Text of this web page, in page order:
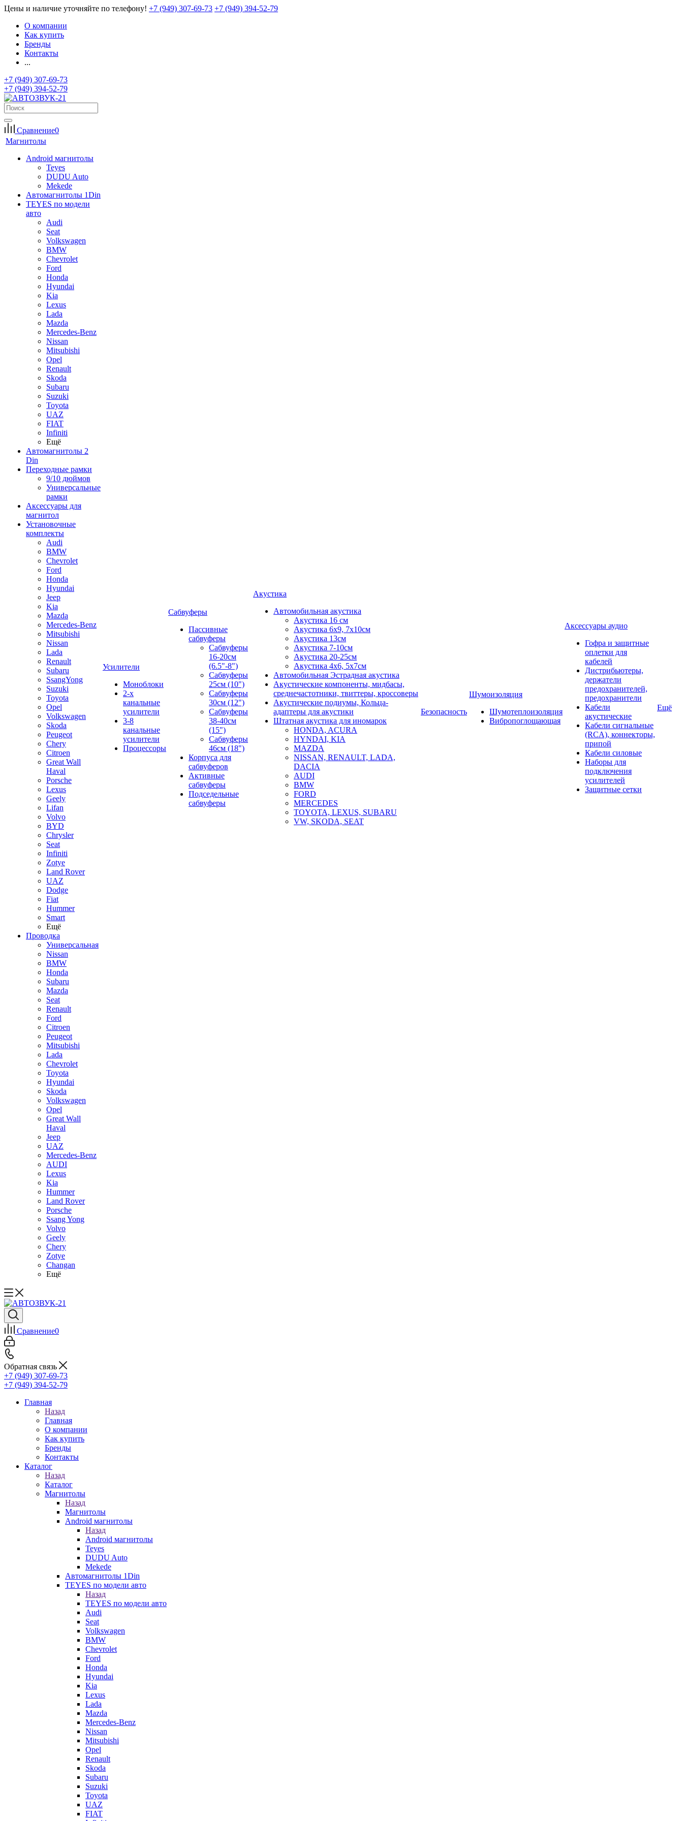
Цены и наличие уточняйте по телефону! +7 (949) 307-69-73 +7 (949) 394-52-79
О компании
Как купить
Бренды
Контакты
...
+7 (949) 307-69-73
+7 (949) 394-52-79
Сравнение0
Магнитолы
Android магнитолы
Teyes
DUDU Auto
Mekede
Автомагнитолы 1Din
TEYES по модели
авто
Audi
Seat
Volkswagen
BMW
Chevrolet
Ford
Honda
Hyundai
Kia
Lexus
Lada
Mazda
Mercedes-Benz
Nissan
Mitsubishi
Opel
Renault
Skoda
Subaru
Suzuki
Toyota
UAZ
FIAT
Infiniti
Ещё
Автомагнитолы 2
Din
Переходные рамки
9/10 дюймов
Универсальные
рамки
Аксессуары для
магнитол
Установочные
комплекты
Audi
BMW
Chevrolet
Ford
Honda
Hyundai
Jeep
Kia
Mazda
Mercedes-Benz
Mitsubishi
Nissan
Lada
Renault
Subaru
SsangYong
Suzuki
Toyota
Opel
Volkswagen
Skoda
Peugeot
Chery
Citroen
Great Wall
Haval
Porsche
Lexus
Geely
Lifan
Volvo
BYD
Chrysler
Seat
Infiniti
Zotye
Land Rover
UAZ
Dodge
Fiat
Hummer
Smart
Ещё
Проводка
Универсальная
Nissan
BMW
Honda
Subaru
Mazda
Seat
Renault
Ford
Citroen
Peugeot
Mitsubishi
Lada
Chevrolet
Toyota
Hyundai
Skoda
Volkswagen
Opel
Great Wall
Haval
Jeep
UAZ
Mercedes-Benz
AUDI
Lexus
Kia
Hummer
Land Rover
Porsche
Ssang Yong
Volvo
Geely
Chery
Zotye
Changan
Ещё
Усилители
Моноблоки
2-х
канальные
усилители
3-8
канальные
усилители
Процессоры
Сабвуферы
Пассивные
сабвуферы
Сабвуферы
16-20см
(6.5"-8")
Сабвуферы
25см (10")
Сабвуферы
30см (12")
Сабвуферы
38-40см
(15")
Сабвуферы
46см (18")
Корпуса для
сабвуферов
Активные
сабвуферы
Подседельные
сабвуферы
Акустика
Автомобильная акустика
Акустика 16 см
Акустика 6х9, 7х10см
Акустика 13см
Акустика 7-10см
Акустика 20-25см
Акустика 4х6, 5х7см
Автомобильная Эстрадная акустика
Акустические компоненты, мидбасы,
среднечастотники, твиттеры, кроссоверы
Акустические подиумы, Кольца-
адаптеры для акустики
Штатная акустика для иномарок
HONDA, ACURA
HYNDAI, KIA
MAZDA
NISSAN, RENAULT, LADA,
DACIA
AUDI
BMW
FORD
MERCEDES
TOYOTA, LEXUS, SUBARU
VW, SKODA, SEAT
Безопасность
Шумоизоляция
Шумотеплоизоляция
Вибропоглощающая
Аксессуары аудио
Гофра и защитные
оплетки для
кабелей
Дистрибьютеры,
держатели
предохранителей,
предохранители
Кабели
акустические
Кабели сигнальные
(RCA), коннекторы,
припой
Кабели силовые
Наборы для
подключения
усилителей
Защитные сетки
Ещё
Сравнение0
Обратная связь
+7 (949) 307-69-73
+7 (949) 394-52-79
Главная
Назад
Главная
О компании
Как купить
Бренды
Контакты
Каталог
Назад
Каталог
Магнитолы
Назад
Магнитолы
Android магнитолы
Назад
Android магнитолы
Teyes
DUDU Auto
Mekede
Автомагнитолы 1Din
TEYES по модели авто
Назад
TEYES по модели авто
Audi
Seat
Volkswagen
BMW
Chevrolet
Ford
Honda
Hyundai
Kia
Lexus
Lada
Mazda
Mercedes-Benz
Nissan
Mitsubishi
Opel
Renault
Skoda
Subaru
Suzuki
Toyota
UAZ
FIAT